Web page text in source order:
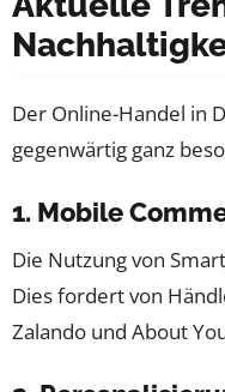
Der Online-Handel in
gegenwärtig ganz
1. Mobile
Die Nutzung von
Dies fordert von
Zalando und About